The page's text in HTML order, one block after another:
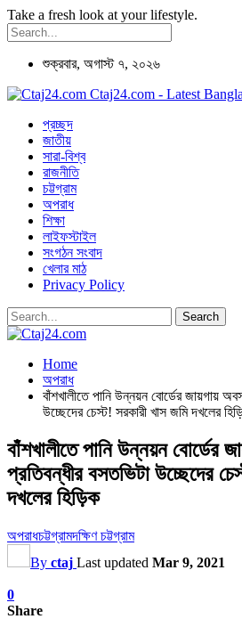
Take a fresh look at your lifestyle.
শুক্রবার, অগাস্ট ৭, ২০২৬
Ctaj24.com - Latest
প্রচ্ছদ
জাতীয়
সারা-বিশ্ব
রাজনীতি
চট্টগ্রাম
অপরাধ
শিক্ষা
লাইফস্টাইল
সংগঠন সংবাদ
খেলার মাঠ
Privacy Policy
Home
অপরাধ
বাঁশখালীতে পানি উন্নয়ন বোর্ডের জায়গায়
উচ্ছেদের চেস্ট! সরকারী খাস জমি দখলের
বাঁশখালীতে পানি উন্নয়ন বোর্ডের
প্রতিবন্ধীর বসতভিটা উচ্ছেদের
দখলের হিড়িক
অপরাধচট্টগ্রামদক্ষিণ চট্টগ্রাম
By ctaj Last updated Mar 9, 2021
0
Share